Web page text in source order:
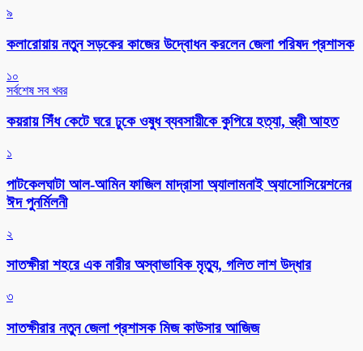
৯
কলারোয়ায় নতুন সড়কের কাজের উদ্বোধন করলেন জেলা পরিষদ প্রশাসক
১০
সর্বশেষ সব খবর
কয়রায় সিঁধ কেটে ঘরে ঢুকে ওষুধ ব্যবসায়ীকে কুপিয়ে হত্যা, স্ত্রী আহত
১
পাটকেলঘাটা আল-আমিন ফাজিল মাদ্রাসা অ্যালামনাই অ্যাসোসিয়েশনের
ঈদ পুনর্মিলনী
২
সাতক্ষীরা শহরে এক নারীর অস্বাভাবিক মৃত্যু, গলিত লাশ উদ্ধার
৩
সাতক্ষীরার নতুন জেলা প্রশাসক মিজ কাউসার আজিজ